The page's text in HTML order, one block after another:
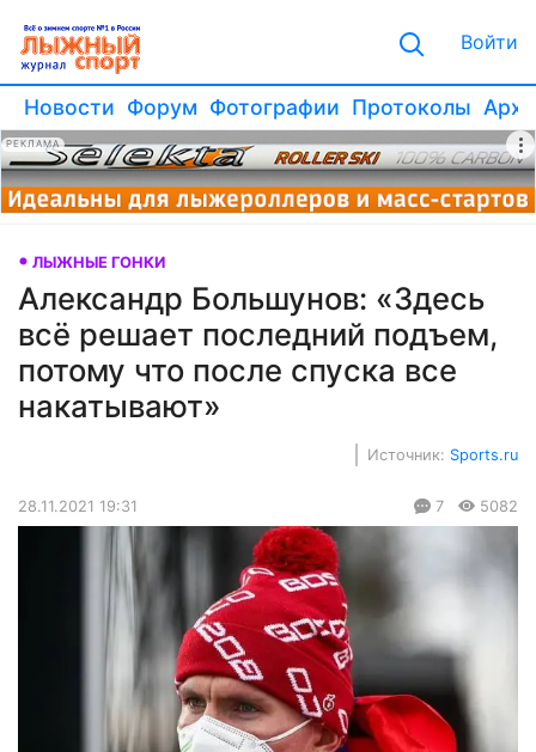
Войти
Новости Форум Фотографии Протоколы
РЕКЛАМА
ЛЫЖНЫЕ ГОНКИ
Александр Большунов: «Здесь
всё решает последний подъем,
потому что после спуска все
накатывают»
Источник: Sports.ru
28.11.2021 19:31 7 5082